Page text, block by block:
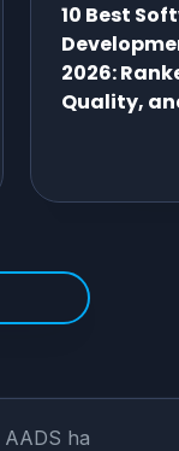
10 Best
2026:
Quality,
ha